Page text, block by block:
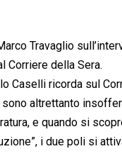
Travaglio
Corriere della Sera.
Caselli ricorda sul
altrettanto
e quando si
i due poli si